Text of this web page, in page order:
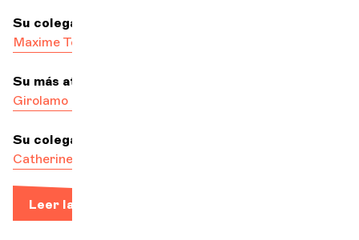
Su colega más duro
Maxime Tomba
Su más atento colega
Girolamo Bottiglieri
Su colega más atento
Catherine Plattner
Leer la biografía